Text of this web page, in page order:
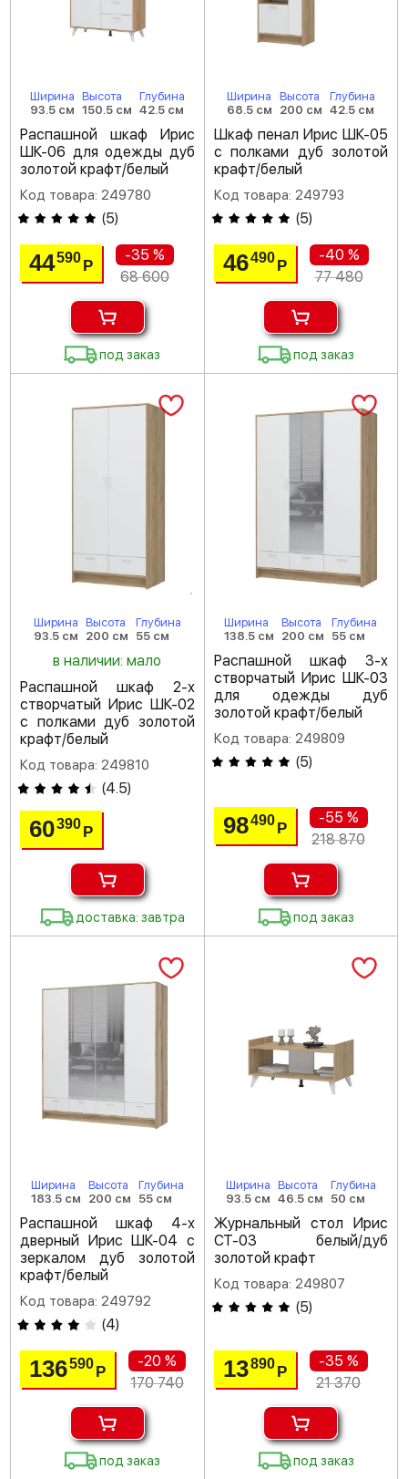
Ширина
93.5 см
Высота
150.5 см
Глубина
42.5 см
Распашной шкаф Ирис
ШК-06 для одежды дуб
золотой крафт/белый
Код товара: 249780
(5)
44590Р
-35 %
68 600
под заказ
Ширина
68.5 см
Высота
200 см
Глубина
42.5 см
Шкаф пенал Ирис ШК-05
с полками дуб золотой
крафт/белый
Код товара: 249793
(5)
46490 Р
-40 %
77 480
под заказ
Ширина
93.5 см
Высота
200 см
Глубина
55 см
в наличии: мало
Распашной шкаф 2-х
створчатый Ирис ШК-02
с полками дуб золотой
крафт/белый
Код товара: 249810
(4.5)
60390Р
доставка: завтра
Ширина
138.5 см
Высота
200 см
Глубина
55 см
Распашной шкаф 3-х
створчатый Ирис ШК-03
для одежды дуб
золотой крафт/белый
Код товара: 249809
(5)
98490 Р
-55 %
218 870
под заказ
Ширина
183.5 см
Высота
200 см
Глубина
55 см
Распашной шкаф 4-х
дверный Ирис ШК-04 с
зеркалом дуб золотой
крафт/белый
Код товара: 249792
(4)
136590Р
-20 %
170 740
под заказ
Ширина
93.5 см
Высота
46.5 см
Глубина
50 см
Журнальный стол Ирис
СТ-03 белый/дуб
золотой крафт
Код товара: 249807
(5)
13890 Р
-35 %
21 370
под заказ